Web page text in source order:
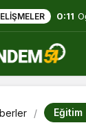
0:11
Eğitim